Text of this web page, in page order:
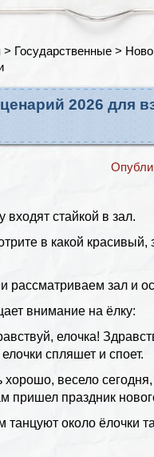
> Государственные >
2026 для
входят стайкой в зал.
в какой
рассматриваем зал и
внимание на ёлку:
елочка!
спляшет и споет.
весело сегодня,
пришел праздник
танцуют около ёлочки